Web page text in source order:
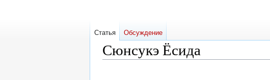
Сюнсукэ Ёсида
Статья Обсуждение